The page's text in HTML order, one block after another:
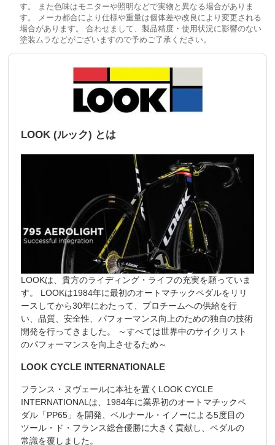
す。 また色味はモニターや照明などで実物と異なる場合がありま
す。 メーカ都合により仕様や重量は個体差や改良により変更される
場合があります。 合わせまして、製品精度・使用状況に影響のない
塗装ムラなどがございますので予めご了承ください。
LOOK (ルック) とは
LOOKは、貴方のライディング・ライフの充実を願っていま
す。 LOOKは1984年に最初のオートマチックペダルをリリ
ースしてから30年にわたって、プロチームへの供給を行
い、品質、安全性、パフォーマンス向上のための独自の技術
開発を行ってきました。 ～すべては世界中のサイクリスト
のパフォーマンスを向上させるため～
LOOK CYCLE INTERNATIONALE
フランス・ヌヴェールに本社を置くLOOK CYCLE
INTERNATIONALは、1984年に業界初のオートマチックペ
ダル「PP65」を開発、ベルナール・イノーによる5度目の
ツール・ド・フランス総合優勝に大きく貢献し、ペダルの
常識を覆しました。